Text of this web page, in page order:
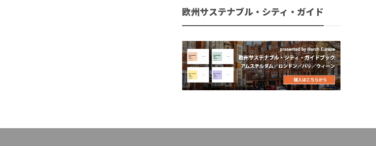
欧州サステナブル・シティ・ガイド